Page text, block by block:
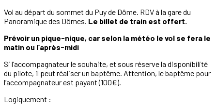
Vol au départ du sommet du Puy de Dôme. RDV à la gare du
Panoramique des Dômes. Le billet de train est offert.
Prévoir un pique-nique, car selon la météo le vol se fera le
matin ou l’après-midi
Si l’accompagnateur le souhaite, et sous réserve la disponibilité
du pilote, il peut réaliser un baptême. Attention, le baptême pour
l’accompagnateur est payant (100€).
Logiquement :